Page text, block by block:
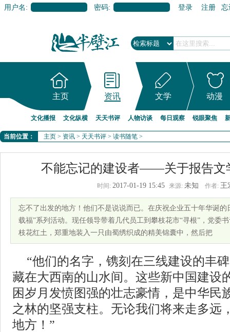
用户名: 密码: 登录 注册 忘
主页 资讯 文学 动漫
文化播报 文化纵横 天天书评 人物访谈 每日观察 锐眼聚焦
当前位置： 主页 > 资讯 > 天天书评 > 读书随笔 >
不能忘记的建设者——关于报告文
时间: 2017-01-19 15:45 来源: 未知 作者: 王
忘不了出发的地方！他们不是说说而已。在庆祝企业五十年华诞
载福”系列活动。现任领导带着几代员工到攀枝花市“寻根”，党委
枝花红土，郑重地装入一只由蜀绣织成的精美锦囊中，然后把
“他们的名字，镌刻在三线建设的丰
藏在大西南的山水间。这些新中国建设
困岁月发愤图强的壮志豪情，是中华民
之林的坚强支柱。无论我们将来走多远
地方！”